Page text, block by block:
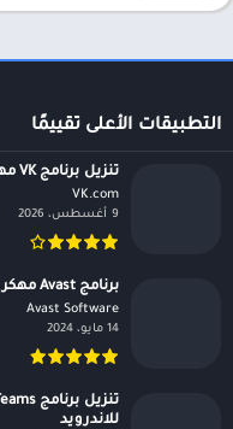
التطبيقات الأعلى تقييمًا
تنزيل برنامج VK مهكر APK للاندرويد 2025 للاندرويد
VK.com‏
9 أغسطس، 2026
برنامج Avast مهكر APK للاندرويد 2025
Avast Software‏
14 مايو، 2024
للاندرويد